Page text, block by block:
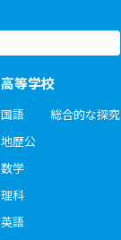
高等学校
国語
地歴公
数学
理科
英語
総合的な探究